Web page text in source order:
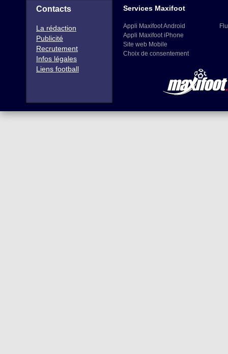
Contacts
La rédaction
Publicité
Recrutement
Infos légales
Liens football
Services Maxifoot
Appli Maxifoot Android
Appli Maxifoot iPhone
Site web Mobile
Choix de consentement